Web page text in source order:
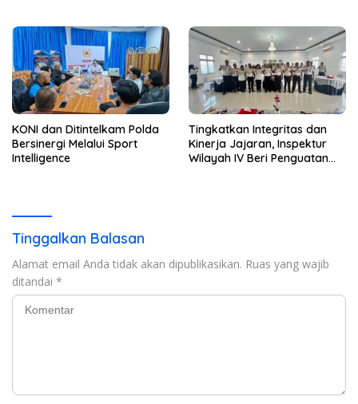
Habsyi
KONI dan Ditintelkam Polda
Bersinergi Melalui Sport
Intelligence
Tingkatkan Integritas dan
Kinerja Jajaran, Inspektur
Wilayah IV Beri Penguatan
Tinggalkan Balasan
Alamat email Anda tidak akan dipublikasikan. Ruas yang wajib
ditandai *